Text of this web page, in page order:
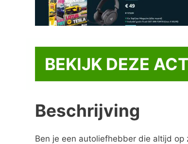
BEKIJK DEZE
Beschrijving
Ben je een autoliefhebber die altijd